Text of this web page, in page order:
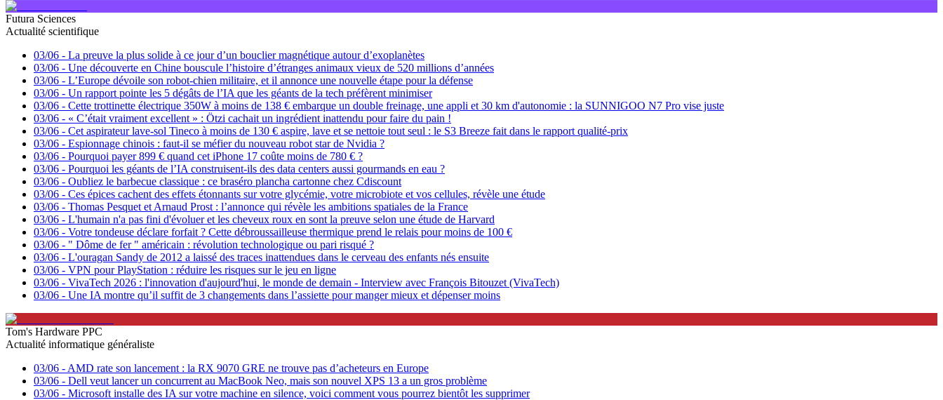
Futura Sciences
Actualité scientifique
03/06 - La preuve la plus solide à ce jour d’un bouclier magnétique autour d’exoplanètes
03/06 - Une découverte en Chine bouscule l’histoire d’étranges animaux vieux de 520 millions d’années
03/06 - L’Europe dévoile son robot-chien militaire, et il annonce une nouvelle étape pour la défense
03/06 - Un rapport pointe les 5 dégâts de l’IA que les géants de la tech préfèrent minimiser
03/06 - Cette trottinette électrique 350W à moins de 138 € embarque un double freinage, une appli et 30 km d'autonomie : la SUNNIGOO N7 Pro vise juste
03/06 - « C’était vraiment excellent » : Ötzi cachait un ingrédient inattendu pour faire du pain !
03/06 - Cet aspirateur lave-sol Tineco à moins de 130 € aspire, lave et se nettoie tout seul : le S3 Breeze fait dans le rapport qualité-prix
03/06 - Espionnage chinois : faut-il se méfier du nouveau robot star de Nvidia ?
03/06 - Pourquoi payer 899 € quand cet iPhone 17 coûte moins de 780 € ?
03/06 - Pourquoi les géants de l’IA construisent-ils des data centers aussi gourmands en eau ?
03/06 - Oubliez le barbecue classique : ce braséro plancha cartonne chez Cdiscount
03/06 - Ces épices cachent des effets étonnants sur votre glycémie, votre microbiote et vos cellules, révèle une étude
03/06 - Thomas Pesquet et Arnaud Prost : l’annonce qui révèle les ambitions spatiales de la France
03/06 - L'humain n'a pas fini d'évoluer et les cheveux roux en sont la preuve selon une étude de Harvard
03/06 - Votre tondeuse déclare forfait ? Cette débroussailleuse thermique prend le relais pour moins de 100 €
03/06 - " Dôme de fer " américain : révolution technologique ou pari risqué ?
03/06 - L'ouragan Sandy de 2012 a laissé des traces inattendues dans le cerveau des enfants nés ensuite
03/06 - VPN pour PlayStation : réduire les risques sur le jeu en ligne
03/06 - VivaTech 2026 : l'innovation d'aujourd'hui, le monde de demain - Interview avec François Bitouzet (VivaTech)
03/06 - Une IA montre qu’il suffit de 3 changements dans l’assiette pour manger mieux et dépenser moins
Tom's Hardware PPC
Actualité informatique généraliste
03/06 - AMD rate son lancement : la RX 9070 GRE ne trouve pas d’acheteurs en Europe
03/06 - Dell veut lancer un concurrent au MacBook Neo, mais son nouvel XPS 13 a un gros problème
03/06 - Microsoft installe des IA sur votre machine en silence, voici comment vous pourrez bientôt les supprimer